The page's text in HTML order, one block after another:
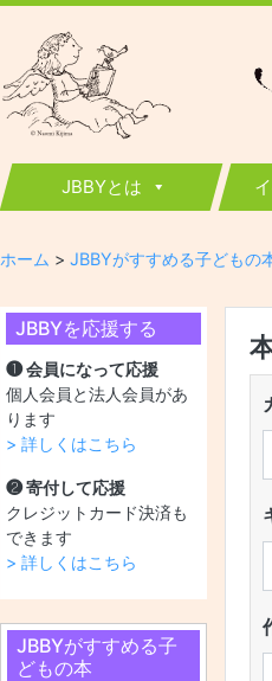
JBBY
日本国際児童図書評議会
JBBYとは
ホーム > JBBYがすすめる子どもの
JBBYを応援する
❶ 会員になって応援
個人会員と法人会員があ
ります
> 詳しくはこちら
❷ 寄付して応援
クレジットカード決済も
できます
> 詳しくはこちら
JBBYがすすめる子
どもの本